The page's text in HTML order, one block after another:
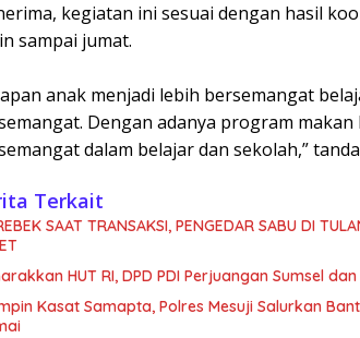
kegiatan ini sesuai dengan hasil
sampai jumat.
anak menjadi lebih bersemangat
Dengan adanya program
dalam belajar dan sekolah,”
Terkait
SAAT TRANSAKSI, PENGEDAR SABU DI
HUT RI, DPD PDI Perjuangan Sumsel
Kasat Samapta, Polres Mesuji Salurkan